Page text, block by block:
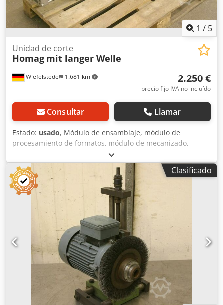
1 / 5
Wiefelstede 1.681 km
Unidad de corte
Homag mit langer Welle
2.250 €
precio fijo IVA no incluído
Consultar Llamar
Estado: usado, Módulo de ensamblaje, módulo de
procesamiento de formatos, módulo de mecanizado,
módulo de fresado, módulo de fresado de contornos,
módulo de fresado de ensamblaje, módulo de corte,
perfiladora de doble extremo, máquina de procesamiento
de cantos, motor de ranurado, motor de mecanizado,
motor de fresado para máquina de procesamiento de
cantos -Módulo de fresado HOMAG para procesamiento de
formatos -con guía de cola de milano pesada -1 motor
Perske -con eje largo -Tipo de motor: KNS 70/12 -Potencia:
3/4,4 kW -Tensión: 220/380 V -Frecuencia: 50/100 Hz -
Velocidad: 2880/5880 rpm -otros motores con diferentes
potencias disponibles con un recargo Cedpsb Uhvbjfx Am
Tjha -Dimensiones: 1200/1300/A550 mm -Peso: 290 kg
Clasificado